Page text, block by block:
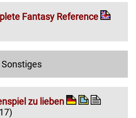
Fantasy Reference
Sonstiges
zu lieben